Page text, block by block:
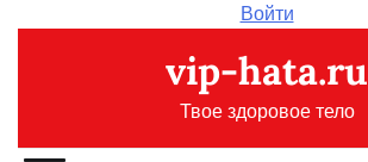
Войти
vip-hata.ru
Твое здоровое тело